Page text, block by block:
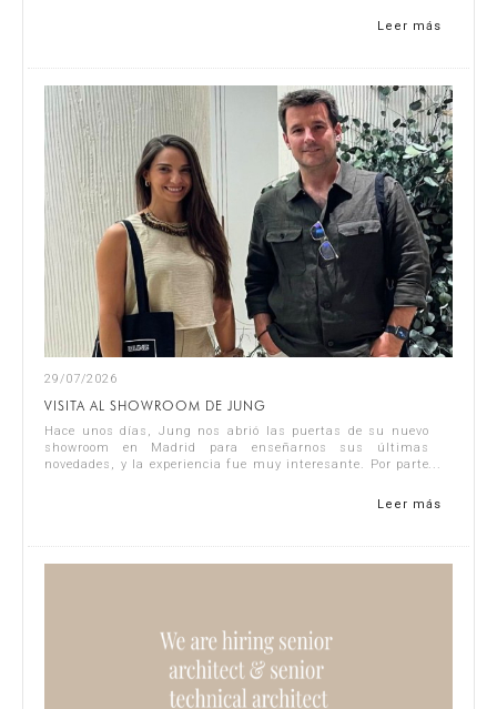
Leer más
29/07/2026
VISITA AL SHOWROOM DE JUNG
Hace unos días, Jung nos abrió las puertas de su nuevo
showroom en Madrid para enseñarnos sus últimas
novedades, y la experiencia fue muy interesante. Por parte
Leer más